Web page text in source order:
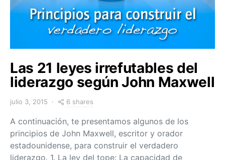
Las 21 leyes irrefutables del
liderazgo según John Maxwell
julio 3, 2015 6 shares
A continuación, te presentamos algunos de los
principios de John Maxwell, escritor y orador
estadounidense, para construir el verdadero
liderazgo. 1. La ley del tope: La capacidad de